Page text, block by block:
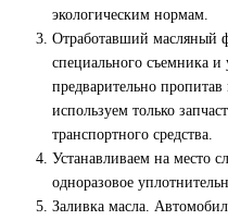
экологическим нормам.
Отработавший масляный
специального съемника и
предварительно
используем только
транспортного средства.
Устанавливаем на место
одноразовое
Заливка масла.